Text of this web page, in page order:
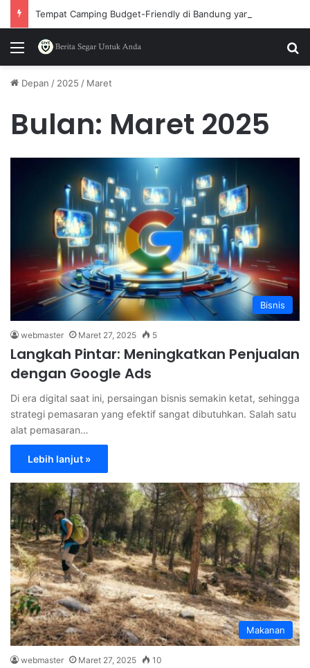
Menu
Depan / 2025 / Maret
Bulan: Maret 2025
Bisnis
webmaster Maret 27, 2025 5
Langkah Pintar: Meningkatkan Penjualan
dengan Google Ads
Di era digital saat ini, persaingan bisnis semakin ketat, sehingga
strategi pemasaran yang efektif sangat dibutuhkan. Salah satu
alat pemasaran…
Lebih lanjut »
Makanan
webmaster Maret 27, 2025 10